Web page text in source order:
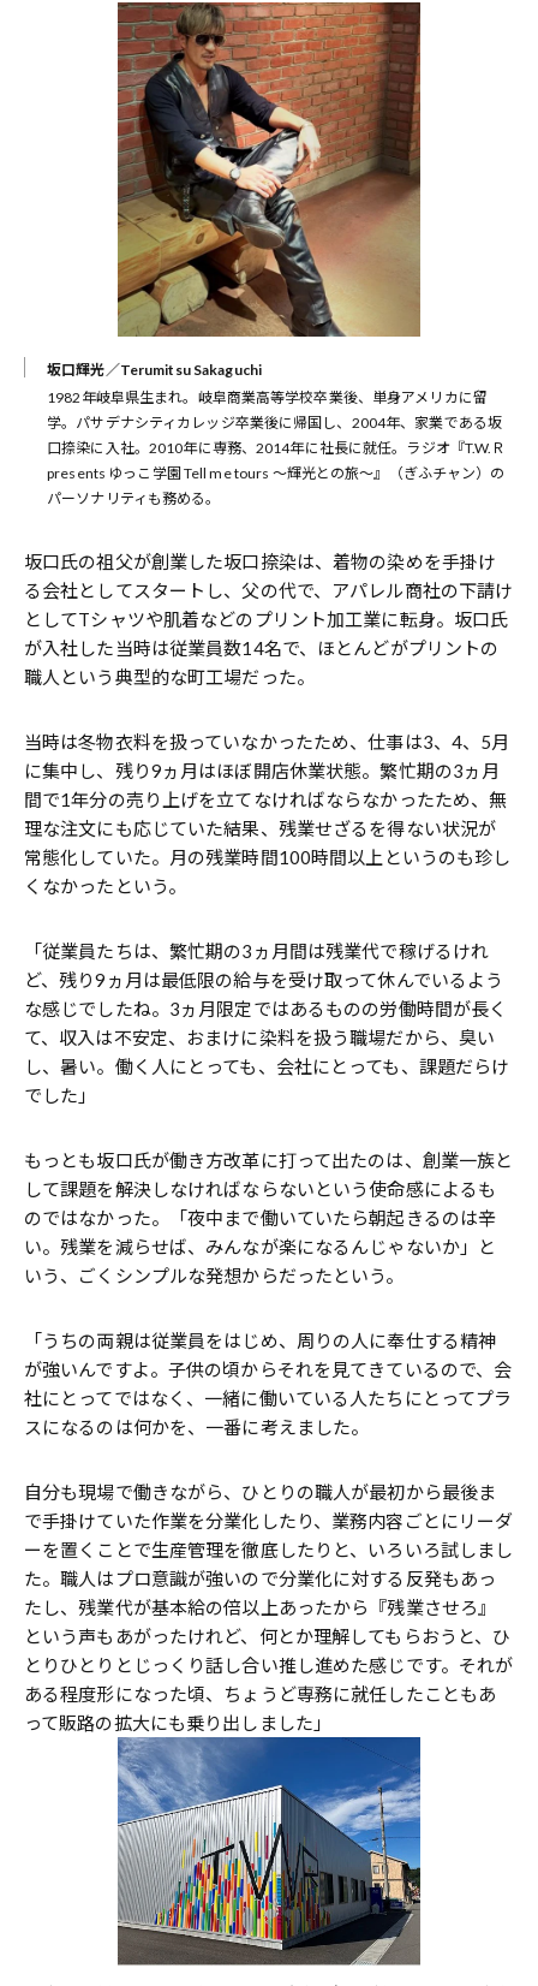
坂口輝光／Terumitsu Sakaguchi
1982年岐阜県生まれ。岐阜商業高等学校卒業後、単身アメリカに留
学。パサデナシティカレッジ卒業後に帰国し、2004年、家業である坂
口捺染に入社。2010年に専務、2014年に社長に就任。ラジオ『T.W.Ｒ
presents ゆっこ学園 Tell me tours ～輝光との旅～』（ぎふチャン）の
パーソナリティも務める。
坂口氏の祖父が創業した坂口捺染は、着物の染めを手掛け
る会社としてスタートし、父の代で、アパレル商社の下請け
としてTシャツや肌着などのプリント加工業に転身。坂口氏
が入社した当時は従業員数14名で、ほとんどがプリントの
職人という典型的な町工場だった。
当時は冬物衣料を扱っていなかったため、仕事は3、4、5月
に集中し、残り9ヵ月はほぼ開店休業状態。繁忙期の3ヵ月
間で1年分の売り上げを立てなければならなかったため、無
理な注文にも応じていた結果、残業せざるを得ない状況が
常態化していた。月の残業時間100時間以上というのも珍し
くなかったという。
「従業員たちは、繁忙期の3ヵ月間は残業代で稼げるけれ
ど、残り9ヵ月は最低限の給与を受け取って休んでいるよう
な感じでしたね。3ヵ月限定ではあるものの労働時間が長く
て、収入は不安定、おまけに染料を扱う職場だから、臭い
し、暑い。働く人にとっても、会社にとっても、課題だらけ
でした」
もっとも坂口氏が働き方改革に打って出たのは、創業一族と
して課題を解決しなければならないという使命感によるも
のではなかった。「夜中まで働いていたら朝起きるのは辛
い。残業を減らせば、みんなが楽になるんじゃないか」と
いう、ごくシンプルな発想からだったという。
「うちの両親は従業員をはじめ、周りの人に奉仕する精神
が強いんですよ。子供の頃からそれを見てきているので、会
社にとってではなく、一緒に働いている人たちにとってプラ
スになるのは何かを、一番に考えました。
自分も現場で働きながら、ひとりの職人が最初から最後ま
で手掛けていた作業を分業化したり、業務内容ごとにリーダ
ーを置くことで生産管理を徹底したりと、いろいろ試しまし
た。職人はプロ意識が強いので分業化に対する反発もあっ
たし、残業代が基本給の倍以上あったから『残業させろ』
という声もあがったけれど、何とか理解してもらおうと、ひ
とりひとりとじっくり話し合い推し進めた感じです。それが
ある程度形になった頃、ちょうど専務に就任したこともあ
って販路の拡大にも乗り出しました」